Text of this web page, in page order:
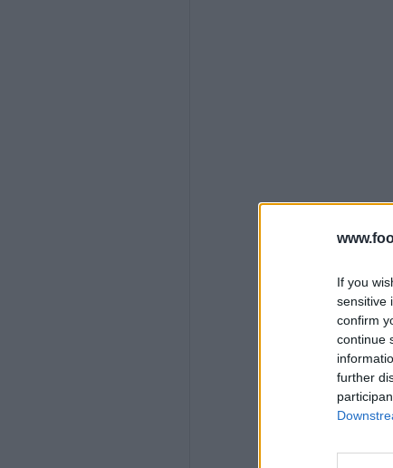
If you
sensitive
confirm
continue
further